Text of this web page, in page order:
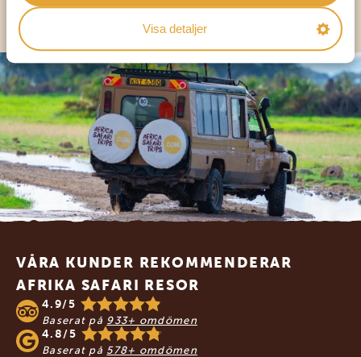
Visa detaljer
OLIKA LÄNDER
Footer
VÅRA KUNDER REKOMMENDERAR
AFRIKA SAFARI RESOR
4.9/5
Baserat på 933+ omdömen
4.8/5
Baserat på 578+ omdömen